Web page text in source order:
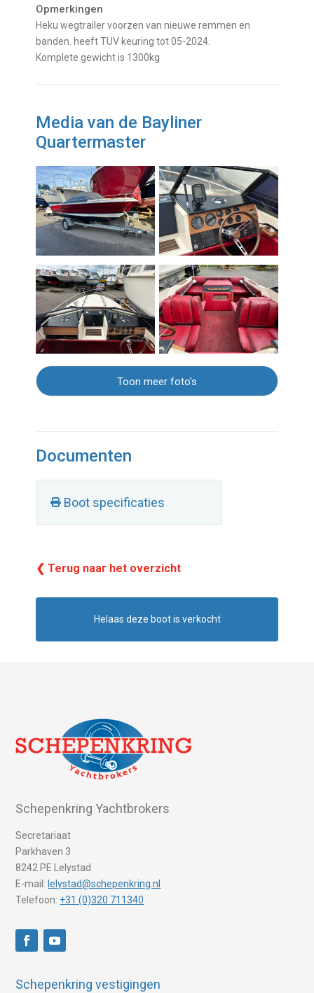
Opmerkingen
Heku wegtrailer voorzen van nieuwe remmen en
banden. heeft TUV keuring tot 05-2024.
Komplete gewicht is 1300kg
Media van de Bayliner
Quartermaster
Toon meer foto's
Documenten
Boot specificaties
❮ Terug naar het overzicht
Helaas deze boot is verkocht
Schepenkring Yachtbrokers
Secretariaat
Parkhaven 3
8242 PE Lelystad
E-mail: lelystad@schepenkring.nl
Telefoon: +31 (0)320 711340
Schepenkring vestigingen